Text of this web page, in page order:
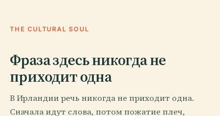
THE CULTURAL SOUL
Фраза здесь никогда не
приходит одна
В Ирландии речь никогда не приходит одна.
Сначала идут слова, потом пожатие плеч,